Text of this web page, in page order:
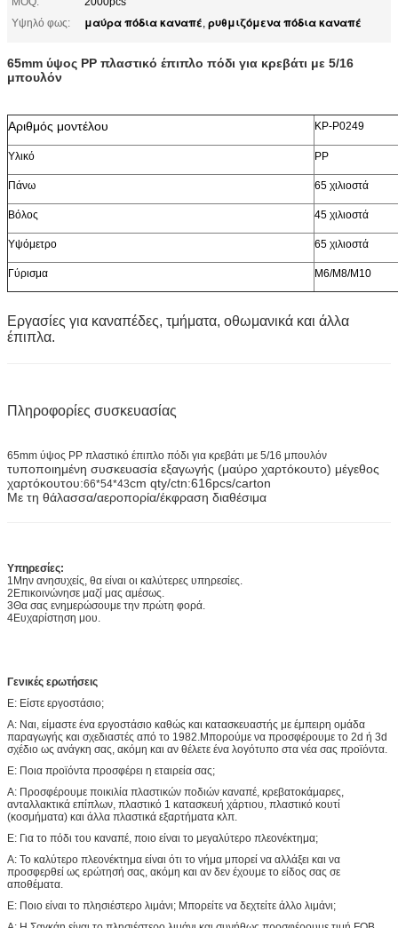
Υψηλό φως:
μαύρα πόδια καναπέ, ρυθμιζόμενα πόδια καναπέ
65mm ύψος PP πλαστικό έπιπλο πόδι για κρεβάτι με 5/16
μπουλόν
Αριθμός μοντέλου ΚΡ-P0249
Υλικό PP
Πάνω 65 χιλιοστά
Βόλος 45 χιλιοστά
Υψόμετρο 65 χιλιοστά
Γύρισμα M6/M8/M10
Εργασίες για καναπέδες, τμήματα, οθωμανικά και άλλα
έπιπλα.
Πληροφορίες συσκευασίας
65mm ύψος PP πλαστικό έπιπλο πόδι για κρεβάτι με 5/16 μπουλόν
τυποποιημένη συσκευασία εξαγωγής (μαύρο χαρτόκουτο) μέγεθος
χαρτόκουτου:66*54*43cm qty/ctn:616pcs/carton
Με τη θάλασσα/αεροπορία/έκφραση διαθέσιμα
Υπηρεσίες:
1Μην ανησυχείς, θα είναι οι καλύτερες υπηρεσίες.
2Επικοινώνησε μαζί μας αμέσως.
3Θα σας ενημερώσουμε την πρώτη φορά.
4Ευχαρίστηση μου.
Γενικές ερωτήσεις
Ε: Είστε εργοστάσιο;
Α: Ναι, είμαστε ένα εργοστάσιο καθώς και κατασκευαστής με έμπειρη ομάδα
παραγωγής και σχεδιαστές από το 1982.Μπορούμε να προσφέρουμε το 2d ή 3d
σχέδιο ως ανάγκη σας, ακόμη και αν θέλετε ένα λογότυπο στα νέα σας προϊόντα.
Ε: Ποια προϊόντα προσφέρει η εταιρεία σας;
Α: Προσφέρουμε ποικιλία πλαστικών ποδιών καναπέ, κρεβατοκάμαρες,
ανταλλακτικά επίπλων, πλαστικό 1 κατασκευή χάρτιου, πλαστικό κουτί
(κοσμήματα) και άλλα πλαστικά εξαρτήματα κλπ.
Ε: Για το πόδι του καναπέ, ποιο είναι το μεγαλύτερο πλεονέκτημα;
Α: Το καλύτερο πλεονέκτημα είναι ότι το νήμα μπορεί να αλλάξει και να
προσφερθεί ως ερώτησή σας, ακόμη και αν δεν έχουμε το είδος σας σε
αποθέματα.
Ε: Ποιο είναι το πλησιέστερο λιμάνι; Μπορείτε να δεχτείτε άλλο λιμάνι;